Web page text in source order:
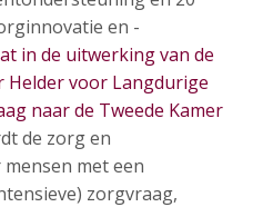
en -
in de uitwerking van de
Helder voor Langdurige
naar de Tweede Kamer
de zorg en
met een
zorgvraag,